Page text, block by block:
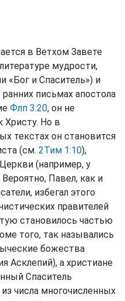
в Ветхом Завете
мудрости,
«Бог и Спаситель») и
письмах апостола
Флп 3:20, он не
Христу. Но в
текстах он становится
(см. 2Тим 1:10),
(например, у
Павел, как и
избегал этого
правителей
становилось частью
того, так назывались
божества
Асклепий), а христиане
Спаситель
числа многочисленных